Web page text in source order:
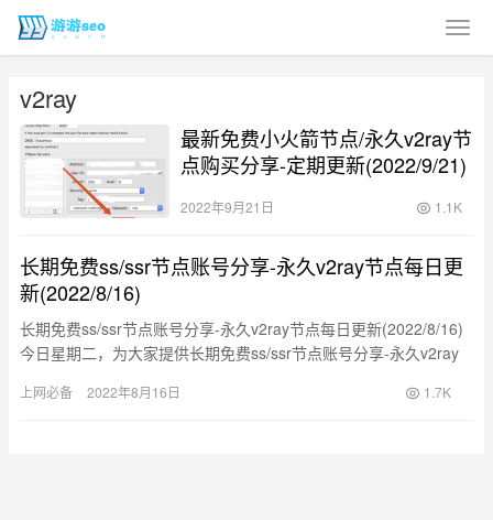
v2ray
最新免费小火箭节点/永久v2ray节
点购买分享-定期更新(2022/9/21)
2022年9月21日 1.1K
长期免费ss/ssr节点账号分享-永久v2ray节点每日更
新(2022/8/16)
长期免费ss/ssr节点账号分享-永久v2ray节点每日更新(2022/8/16)
今日星期二，为大家提供长期免费ss/ssr节点账号分享-永久v2ray
上网必备 2022年8月16日 1.7K